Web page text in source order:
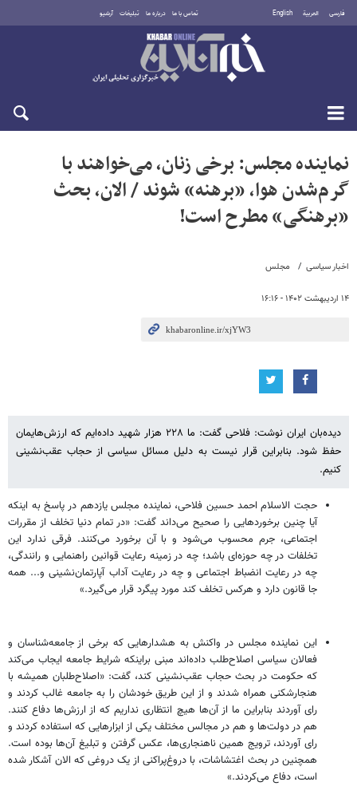
فارسی العربية English تماس با ما درباره ما تبلیغات آرشیو
یکشنبه ۱۸ مرداد ۱۴۰۵
اخبار سیاسی مجلس
۱۴ اردیبهشت ۱۴۰۲ - ۱۶:۱۶
نماینده مجلس: برخی زنان، می‌خواهند با
گرم‌شدن هوا، «برهنه» شوند / الان، بحث
«برهنگی» مطرح است!
دیده‌بان ایران نوشت: فلاحی گفت: ما ۲۲۸ هزار شهید داده‌ایم که ارزش‌هایمان
حفظ شود. بنابراین قرار نیست به دلیل مسائل سیاسی از حجاب عقب‌نشینی
کنیم.
حجت الاسلام احمد حسین فلاحی، نماینده مجلس یازدهم در پاسخ به اینکه
آیا چنین برخوردهایی را صحیح می‌داند گفت: «در تمام دنیا تخلف از مقررات
اجتماعی، جرم محسوب می‌شود و با آن برخورد می‌کنند. فرقی ندارد این
تخلفات در چه حوزه‌ای باشد؛ چه در زمینه رعایت قوانین راهنمایی و رانندگی،
چه در رعایت انضباط اجتماعی و چه در رعایت آداب آپارتمان‌نشینی و... همه
جا قانون دارد و هرکس تخلف کند مورد پیگرد قرار می‌گیرد.»
این نماینده مجلس در واکنش به هشدارهایی که برخی از جامعه‌شناسان و
فعالان سیاسی اصلاح‌طلب داده‌اند مبنی براینکه شرایط جامعه ایجاب می‌کند
که حکومت در بحث حجاب عقب‌نشینی کند، گفت: «اصلاح‌طلبان همیشه با
هنجارشکنی همراه شدند و از این طریق خودشان را به جامعه غالب کردند و
رای آوردند بنابراین ما از آن‌ها هیچ انتظاری نداریم که از ارزش‌ها دفاع کنند.
هم در دولت‌ها و هم در مجالس مختلف یکی از ابزارهایی که استفاده کردند و
رای آوردند، ترویج همین ناهنجاری‌ها، عکس گرفتن و تبلیغ آن‌ها بوده است.
همچنین در بحث اغتشاشات، با دروغ‌پراکنی از یک دروغی که الان آشکار شده
است، دفاع می‌کردند.»